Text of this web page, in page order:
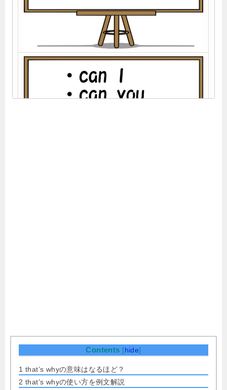
Contents [ hide]
1 that’s whyの意味はなるほど？
2 that’s whyの使い方を例文解説